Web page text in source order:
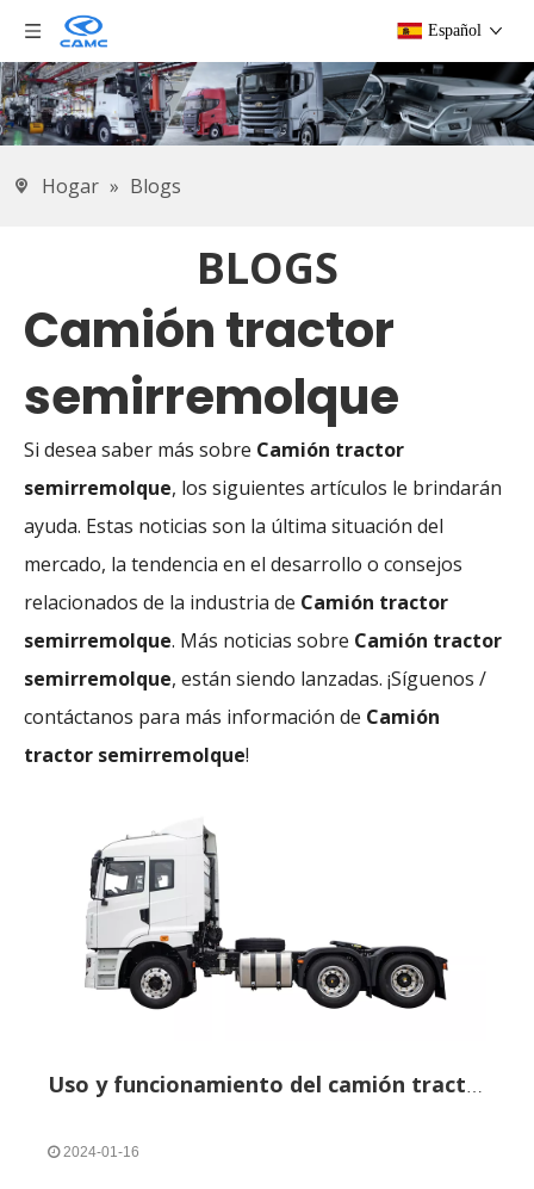
Español
Hogar » Blogs
BLOGS
Camión tractor
semirremolque
Si desea saber más sobre Camión tractor
semirremolque, los siguientes artículos le brindarán
ayuda. Estas noticias son la última situación del
mercado, la tendencia en el desarrollo o consejos
relacionados de la industria de Camión tractor
semirremolque. Más noticias sobre Camión tractor
semirremolque, están siendo lanzadas. ¡Síguenos /
contáctanos para más información de Camión
tractor semirremolque!
Uso y funcionamiento del camión tractor.
2024-01-16